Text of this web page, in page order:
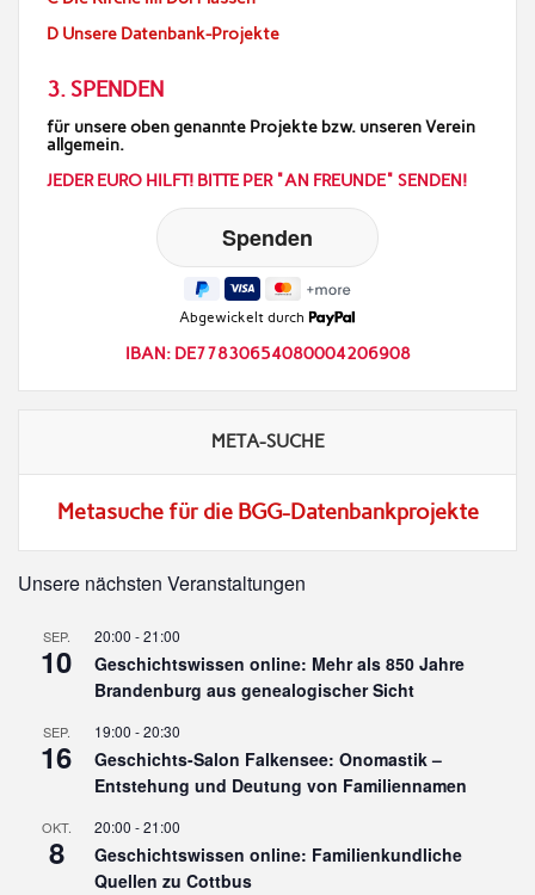
D Unsere Datenbank-Projekte
3. SPENDEN
für unsere oben genannte Projekte bzw. unseren Verein
allgemein.
JEDER EURO HILFT! BITTE PER "AN FREUNDE" SENDEN!
Abgewickelt durch
IBAN: DE77830654080004206908
META-SUCHE
Metasuche für die BGG-Datenbankprojekte
Unsere nächsten Veranstaltungen
SEP.
10
20:00 -21:00
Geschichtswissen online: Mehr als 850 Jahre
Brandenburg aus genealogischer Sicht
SEP.
16
19:00 -20:30
Geschichts-Salon Falkensee: Onomastik –
Entstehung und Deutung von Familiennamen
OKT.
8
20:00 -21:00
Geschichtswissen online: Familienkundliche
Quellen zu Cottbus